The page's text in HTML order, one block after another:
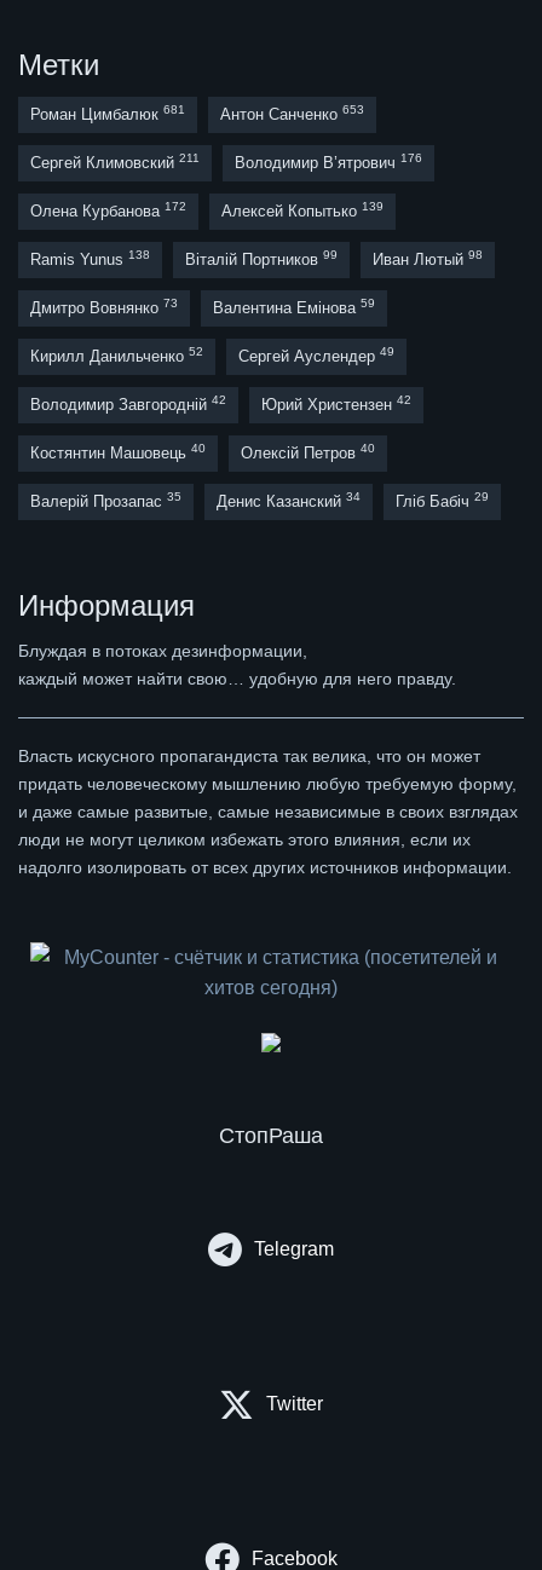
Метки
Роман Цимбалюк 681 Антон Санченко 653
Сергей Климовский 211 Володимир В’ятрович 176
Олена Курбанова 172 Алексей Копытько 139
Ramis Yunus 138 Віталій Портников 99 Иван Лютый 98
Дмитро Вовнянко 73 Валентина Емінова 59
Кирилл Данильченко 52 Сергей Ауслендер 49
Володимир Завгородній 42 Юрий Христензен 42
Костянтин Машовець 40 Олексій Петров 40
Валерій Прозапас 35 Денис Казанский 34 Гліб Бабіч 29
Информация
Блуждая в потоках дезинформации,
каждый может найти свою… удобную для него правду.
Власть искусного пропагандиста так велика, что он может
придать человеческому мышлению любую требуемую форму,
и даже самые развитые, самые независимые в своих взглядах
люди не могут целиком избежать этого влияния, если их
надолго изолировать от всех других источников информации.
СтопРаша
Telegram
Twitter
Facebook